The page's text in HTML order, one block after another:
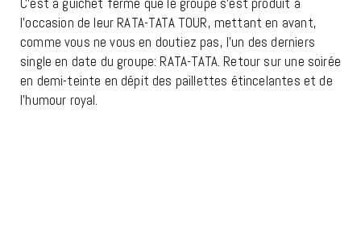
C’est à guichet fermé que le groupe s’est produit à
l’occasion de leur RATA-TATA TOUR, mettant en avant,
comme vous ne vous en doutiez pas, l’un des derniers
single en date du groupe: RATA-TATA. Retour sur une soirée
en demi-teinte en dépit des paillettes étincelantes et de
l’humour royal.